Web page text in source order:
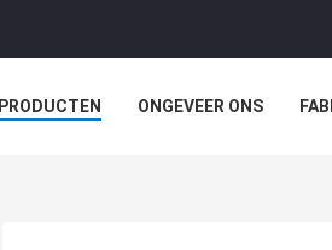
PRODUCTEN ONGEVEER ONS